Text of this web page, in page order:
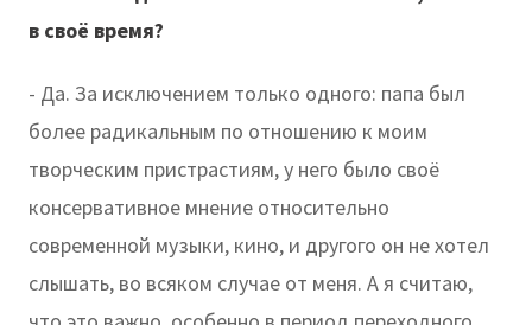
в своё время?
- Да. За исключением только одного: папа был
более радикальным по отношению к моим
творческим пристрастиям, у него было своё
консервативное мнение относительно
современной музыки, кино, и другого он не хотел
слышать, во всяком случае от меня. А я считаю,